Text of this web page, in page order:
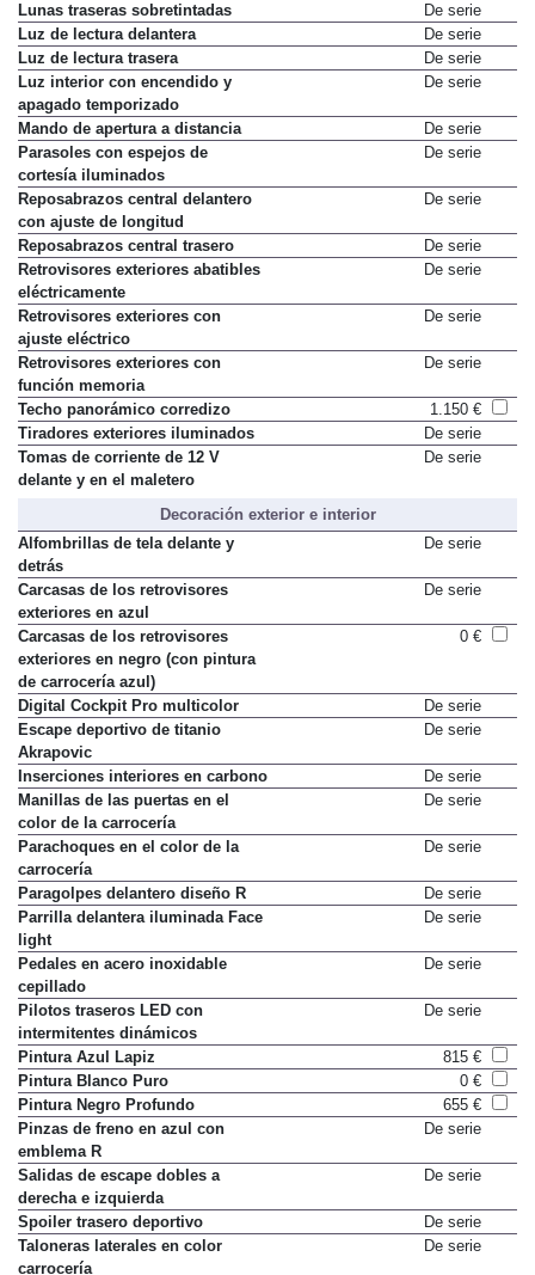
Lunas tintadas
De serie
Lunas traseras sobretintadas
De serie
Luz de lectura delantera
De serie
Luz de lectura trasera
De serie
Luz interior con encendido y
apagado temporizado
Mando de apertura a distancia
De serie
Parasoles con espejos de
cortesía iluminados
Reposabrazos central delantero
con ajuste de longitud
Reposabrazos central trasero
De serie
Retrovisores exteriores abatibles
eléctricamente
Retrovisores exteriores con
ajuste eléctrico
Retrovisores exteriores con
función memoria
Techo panorámico corredizo
1.150 €
Tiradores exteriores iluminados
De serie
Tomas de corriente de 12 V
Decoración exterior e interior
Alfombrillas de tela delante y
detrás
Carcasas de los retrovisores
exteriores en azul
Carcasas de los retrovisores
exteriores en negro (con pintura
de carrocería azul)
Digital Cockpit Pro multicolor
De serie
Escape deportivo de titanio
Akrapovic
Inserciones interiores en carbono
De serie
Manillas de las puertas en el
color de la carrocería
Parachoques en el color de la
carrocería
Paragolpes delantero diseño R
De serie
Parrilla delantera iluminada Face
light
Pedales en acero inoxidable
cepillado
Pilotos traseros LED con
intermitentes dinámicos
Pintura Azul Lapiz
815 €
Pintura Blanco Puro
0 €
Pintura Negro Profundo
655 €
Pinzas de freno en azul con
emblema R
Salidas de escape dobles a
derecha e izquierda
Spoiler trasero deportivo
De serie
Taloneras laterales en color